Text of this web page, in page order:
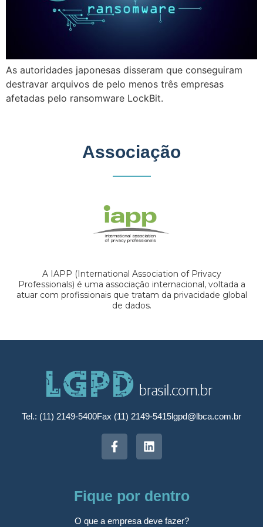
As autoridades japonesas disseram que conseguiram
destravar arquivos de pelo menos três empresas
afetadas pelo ransomware LockBit.
Associação
A IAPP (International Association of Privacy
Professionals) é uma associação internacional, voltada a
atuar com profissionais que tratam da privacidade global
de dados.
Tel.: (11) 2149-5400Fax (11) 2149-5415lgpd@lbca.com.br
Fique por dentro
O que a empresa deve fazer?